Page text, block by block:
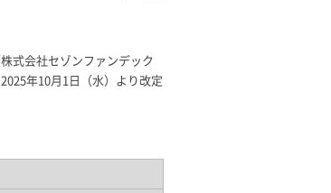
式会社セゾンファンデック
年10月1日（水）より改定